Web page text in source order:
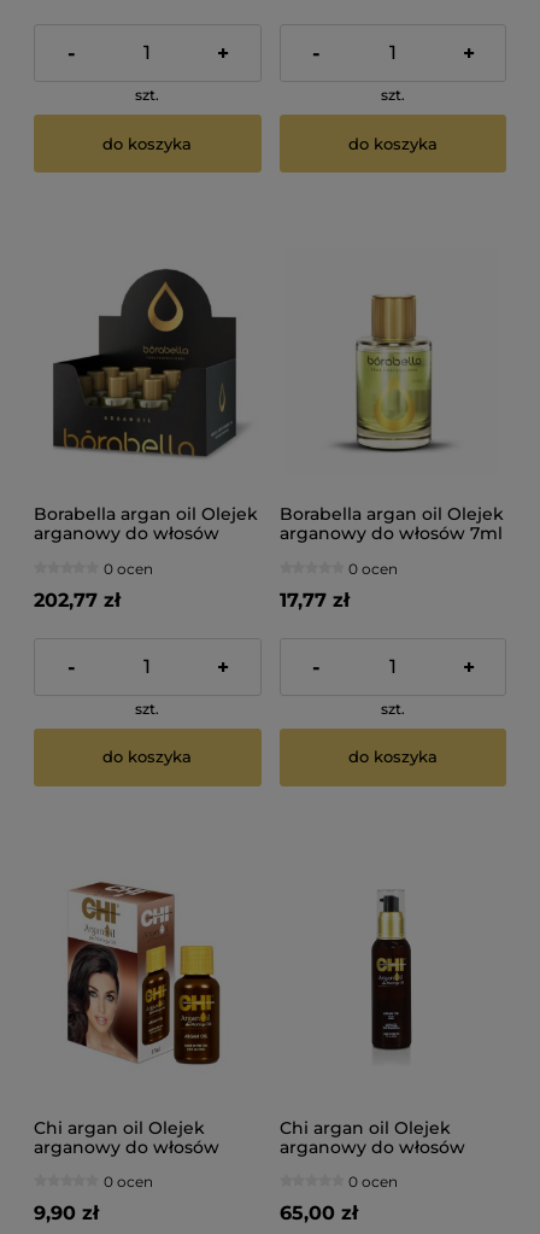
- +
szt.
do koszyka
- +
szt.
do koszyka
Borabella argan oil Olejek
arganowy do włosów
0 ocen
202,77 zł
- +
szt.
do koszyka
Borabella argan oil Olejek
arganowy do włosów 7ml
0 ocen
17,77 zł
- +
szt.
do koszyka
Chi argan oil Olejek
arganowy do włosów
0 ocen
9,90 zł
Chi argan oil Olejek
arganowy do włosów
0 ocen
65,00 zł